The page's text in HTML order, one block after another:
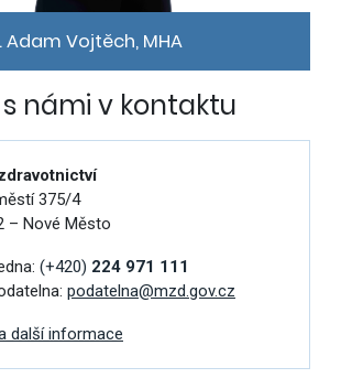
Adam Vojtěch, MHA
námi v kontaktu
375/4
– Nové Město
(+420) 224 971 111
podatelna@mzd.gov.cz
další informace